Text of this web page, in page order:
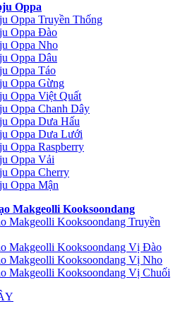
Oppa
Oppa Truyền Thống
Oppa Đào
Oppa Nho
Oppa Dâu
Oppa Táo
Oppa Gừng
Oppa Việt Quất
Oppa Chanh Dây
Oppa Dưa Hấu
Oppa Dưa Lưới
Oppa Raspberry
Oppa Vải
Oppa Cherry
Oppa Mận
Makgeolli Kooksoondang
Makgeolli Kooksoondang Truyền
Makgeolli Kooksoondang Vị Đào
Makgeolli Kooksoondang Vị Nho
Makgeolli Kooksoondang Vị Chuối